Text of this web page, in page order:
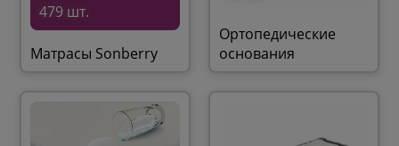
479 шт.
Матрасы Sonberry
Ортопедические
основания